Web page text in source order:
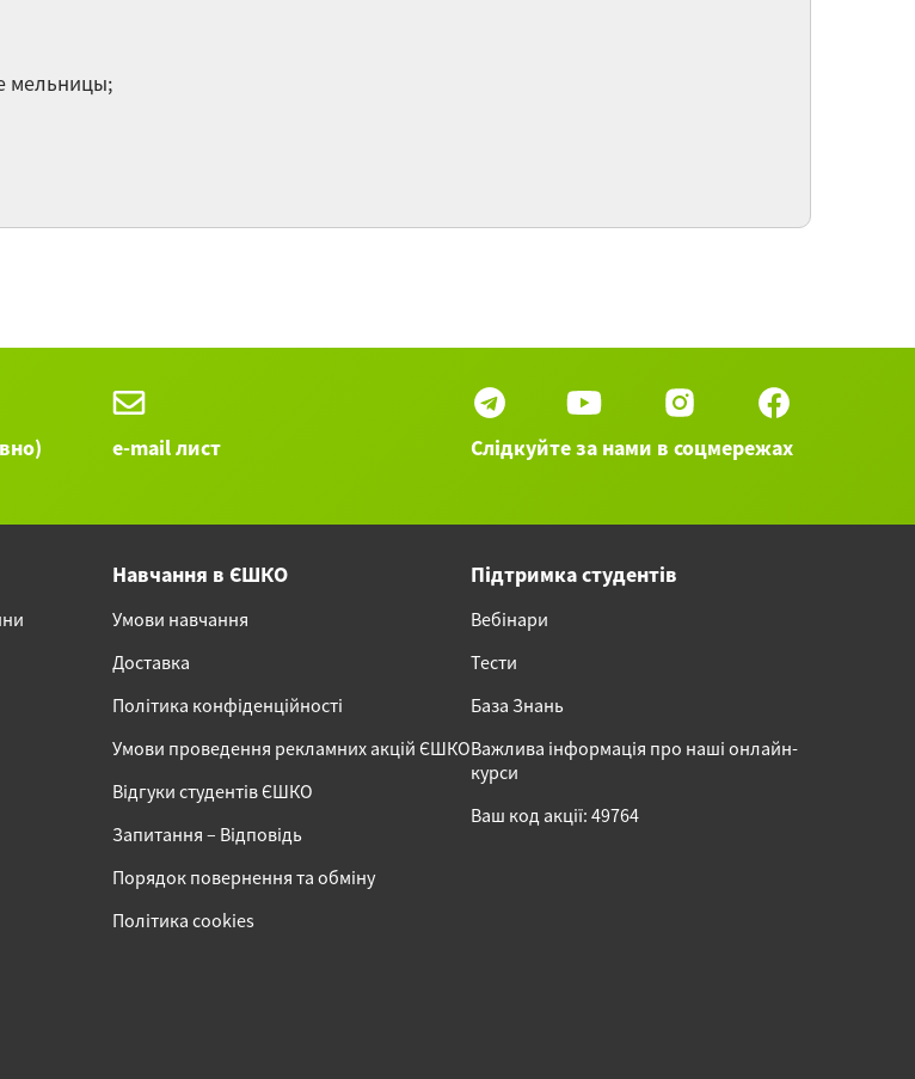
мельницы;
e-mail лист Слідкуйте за нами в соцмережах
Навчання в ЄШКО
Умови навчання
Доставка
Політика конфіденційності
Умови проведення рекламних акцій ЄШКО
Відгуки студентів ЄШКО
Запитання – Відповідь
Порядок повернення та обміну
Політика cookies
Підтримка студентів
Вебінари
Тести
База Знань
Важлива інформація про наші онлайн-
курси
Ваш код акції: 49764